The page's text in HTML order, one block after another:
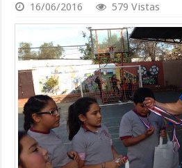
16/06/2016 579 Vistas